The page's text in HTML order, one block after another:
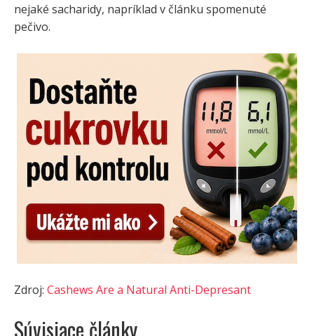
nejaké sacharidy, napríklad v článku spomenuté
pečivo.
Zdroj: Cashews Are a Natural Anti-Depresant
Súvisiace články